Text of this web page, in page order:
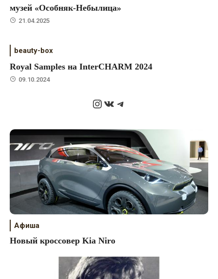
музей «Особняк-Небылица»
21.04.2025
beauty-box
Royal Samples на InterCHARM 2024
09.10.2024
Instagram
ВКонтакте
Telegram
Афиша
Новый кроссовер Kia Niro